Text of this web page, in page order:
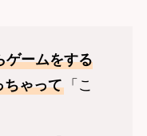
ゲームをする
ちゃって「こ